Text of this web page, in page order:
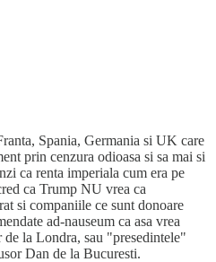
Spania, Germania si UK care
prin cenzura odioasa si sa mai si
ca renta imperiala cum era pe
ca Trump NU vrea ca
si companiile ce sunt donoare
ad-nauseum ca asa vrea
la Londra, sau "presedintele"
Dan de la Bucuresti.